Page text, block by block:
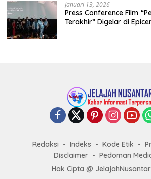
Januari 13, 2026
Press Conference Film
Terakhir” Digelar di
Redaksi Indeks Kode Etik
Disclaimer
Pedoman
Hak Cipta @